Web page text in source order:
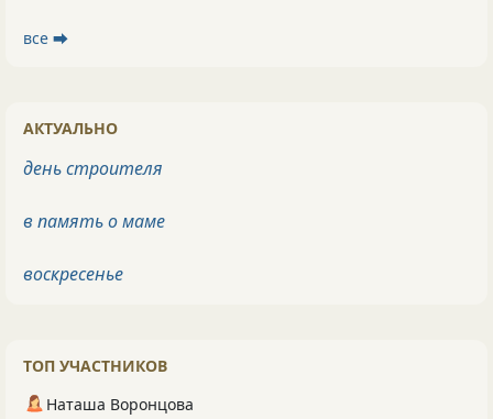
все ⮕
АКТУАЛЬНО
день строителя
в память о маме
воскресенье
ТОП УЧАСТНИКОВ
Наташа Воронцова